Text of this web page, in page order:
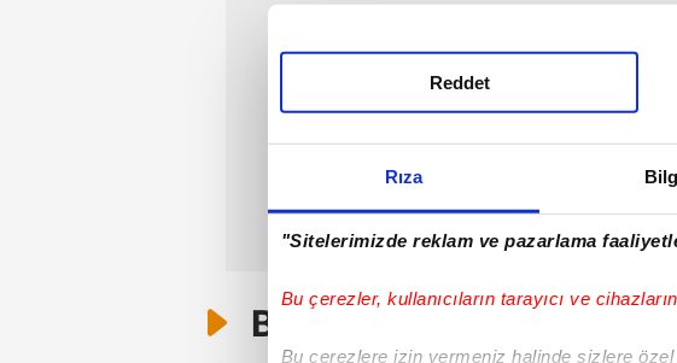
Rıza
"Sitelerimizde reklam ve pazarlama
Bu çerezler, kullanıcıların tarayıcı ve
Bu çerezlere izin vermeniz halinde sizlere
Reddet
Bunlar da Var